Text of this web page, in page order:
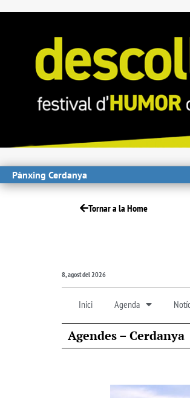
Pànxing Cerdanya
Tornar a la Home
8, agost del 2026
Inici Agenda
Agendes – Cerdanya